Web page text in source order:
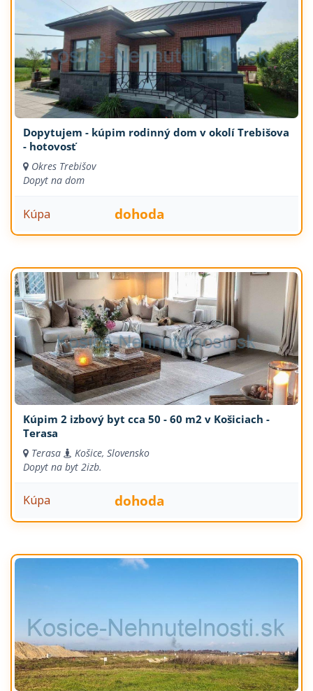
Dopytujem - kúpim rodinný dom v okolí Trebišova
- hotovosť
Okres Trebišov
Dopyt na dom
Kúpa dohoda
Kúpim 2 izbový byt cca 50 - 60 m2 v Košiciach -
Terasa
Terasa
Košice, Slovensko
Dopyt na byt 2izb.
Kúpa dohoda